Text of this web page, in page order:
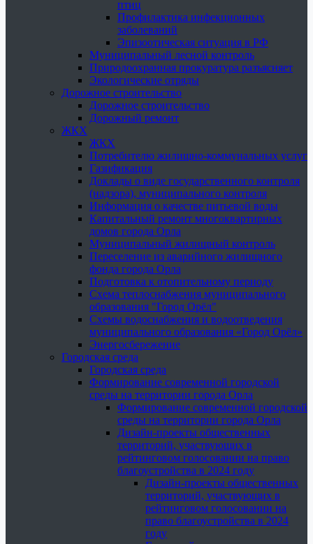
птиц
Профилактика инфекционных
заболеваний
Эпизоотическая ситуация в РФ
Муниципальный лесной контроль
Природоохранная прокуратура разъясняет
Экологические отряды
Дорожное строительство
Дорожное строительство
Дорожный ремонт
ЖКХ
ЖКХ
Потребителю жилищно-коммунальных услуг
Газификация
Доклады о виде государственного контроля
(надзора), муниципального контроля
Информация о качестве питьевой воды
Капитальный ремонт многоквартирных
домов города Орла
Муниципальный жилищный контроль
Переселение из аварийного жилищного
фонда города Орла
Подготовка к отопительному периоду
Схема теплоснабжения муниципального
образования "Город Орёл"
Схемы водоснабжения и водоотведения
муниципального образования «Город Орёл»
Энергосбережение
Городская среда
Городская среда
Формирование современной городской
среды на территории города Орла
Формирование современной городской
среды на территории города Орла
Дизайн-проекты общественных
территорий, участвующих в
рейтинговом голосовании на право
благоустройства в 2024 году
Дизайн-проекты общественных
территорий, участвующих в
рейтинговом голосовании на
право благоустройства в 2024
году